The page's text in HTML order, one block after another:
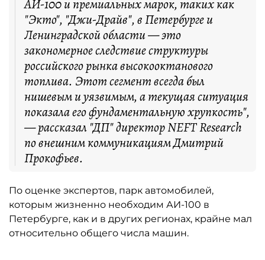
АИ-100 и премиальных марок, таких как
"Экто", "Джи-Драйв", в Петербурге и
Ленинградской области — это
закономерное следствие структуры
российского рынка высокооктанового
топлива. Этот сегмент всегда был
нишевым и уязвимым, а текущая ситуация
показала его фундаментальную хрупкость",
— рассказал "ДП" директор NEFT Research
по внешним коммуникациям Дмитрий
Прокофьев.
По оценке экспертов, парк автомобилей,
которым жизненно необходим АИ-100 в
Петербурге, как и в других регионах, крайне мал
относительно общего числа машин.